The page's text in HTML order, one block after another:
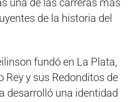
una de las carreras más
de la historia del
fundó en La Plata,
Rey y sus Redonditos de
desarrolló una identidad